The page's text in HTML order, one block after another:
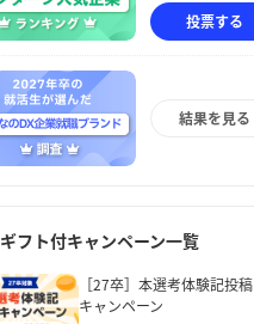
投票する
結果を見る
ギフト付キャンペーン一覧
［27卒］本選考体験記投稿
キャンペーン